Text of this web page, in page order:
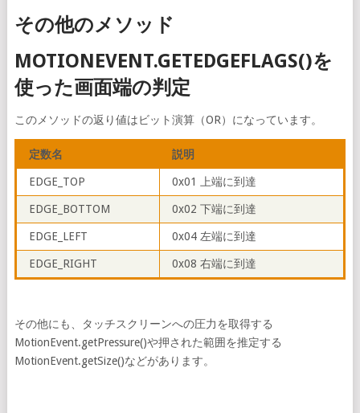
その他のメソッド
MOTIONEVENT.GETEDGEFLAGS()を
使った画面端の判定
このメソッドの返り値はビット演算（OR）になっています。
定数名 説明
EDGE_TOP 0x01 上端に到達
EDGE_BOTTOM 0x02 下端に到達
EDGE_LEFT 0x04 左端に到達
EDGE_RIGHT 0x08 右端に到達
その他にも、タッチスクリーンへの圧力を取得する
MotionEvent.getPressure()や押された範囲を推定する
MotionEvent.getSize()などがあります。